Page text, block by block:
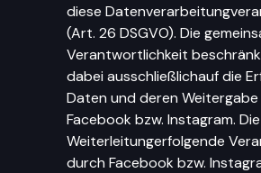
diese
(Art. 26 DSGVO). Die
Verantwortlichkeit
dabei ausschließlichauf die
Daten und deren Weitergabe
Facebook bzw. Instagram.
Weiterleitungerfolgende
durch Facebook bzw.